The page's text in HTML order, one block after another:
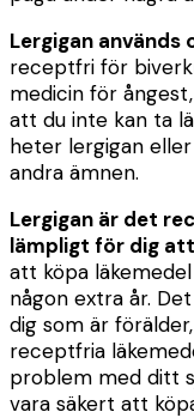
Lergigan
receptfri för
medicin för
att du inte kan ta
heter lergigan
andra ämnen.
Lergigan är det
lämpligt för dig
att köpa
någon extra år.
dig som är
receptfria
problem med ditt
vara säkert att